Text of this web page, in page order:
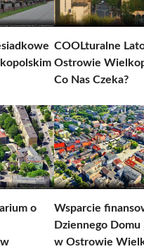
COOLturalne
Ostrowie
Co Nas Czeka?
o
Wsparcie
Dziennego Domu
w Ostrowie